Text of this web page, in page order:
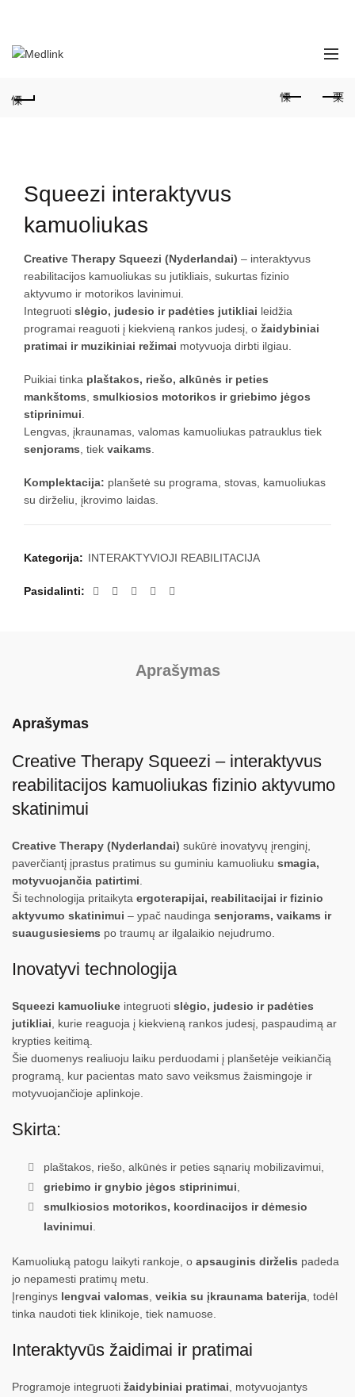
Squeezi interaktyvus
kamuoliukas
Creative Therapy Squeezi (Nyderlandai) – interaktyvus
reabilitacijos kamuoliukas su jutikliais, sukurtas fizinio
aktyvumo ir motorikos lavinimui.
Integruoti slėgio, judesio ir padėties jutikliai leidžia
programai reaguoti į kiekvieną rankos judesį, o žaidybiniai
pratimai ir muzikiniai režimai motyvuoja dirbti ilgiau.
Puikiai tinka plaštakos, riešo, alkūnės ir peties
mankštoms smulkiosios motorikos ir griebimo jėgos
stiprinimui
Lengvas, įkraunamas, valomas kamuoliukas patrauklus tiek
senjorams , tiek vaikams
Komplektacija: planšetė su programa, stovas, kamuoliukas
su dirželiu, įkrovimo laidas.
Kategorija: INTERAKTYVIOJI REABILITACIJA
Pasidalinti
Aprašymas
Aprašymas
Creative Therapy Squeezi – interaktyvus
reabilitacijos kamuoliukas fizinio aktyvumo
skatinimui
Creative Therapy (Nyderlandai) sukūrė inovatyvų įrenginį,
paverčiantį įprastus pratimus su guminiu kamuoliuku smagia,
motyvuojančia patirtimi
Ši technologija pritaikyta ergoterapijai, reabilitacijai ir fizinio
aktyvumo skatinimui – ypač naudinga senjorams, vaikams ir
suaugusiesiems po traumų ar ilgalaikio nejudrumo.
Inovatyvi technologija
Squeezi kamuoliuke integruoti slėgio, judesio ir padėties
jutikliai , kurie reaguoja į kiekvieną rankos judesį, paspaudimą ar
krypties keitimą.
Šie duomenys realiuoju laiku perduodami į planšetėje veikiančią
programą, kur pacientas mato savo veiksmus žaismingoje ir
motyvuojančioje aplinkoje.
Skirta:
plaštakos, riešo, alkūnės ir peties sąnarių mobilizavimui,
griebimo ir gnybio jėgos stiprinimui
smulkiosios motorikos, koordinacijos ir dėmesio
lavinimui
Kamuoliuką patogu laikyti rankoje, o apsauginis dirželis padeda
jo nepamesti pratimų metu.
Įrenginys lengvai valomas veikia su įkraunama baterija , todėl
tinka naudoti tiek klinikoje, tiek namuose.
Interaktyvūs žaidimai ir pratimai
Programoje integruoti žaidybiniai pratimai , motyvuojantys